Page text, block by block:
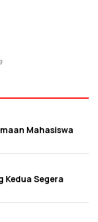
Mahasiswa
Kedua Segera